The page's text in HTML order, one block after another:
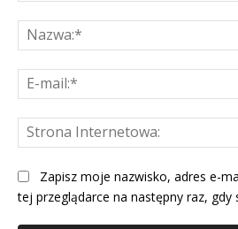
Zapisz moje nazwisko, adres e-
tej przeglądarce na następny raz, gdy